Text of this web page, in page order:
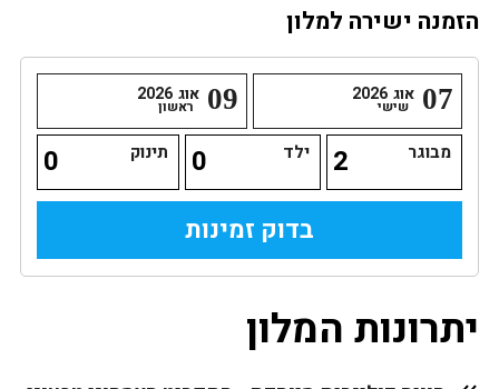
הזמנה ישירה למלון
07 אוג 2026
שישי 09 אוג 2026
ראשון
מבוגר ילד תינוק
יתרונות המלון